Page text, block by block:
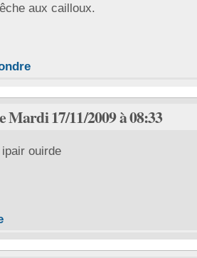
aux cailloux.
Mardi 17/11/2009 à 08:33
ouirde